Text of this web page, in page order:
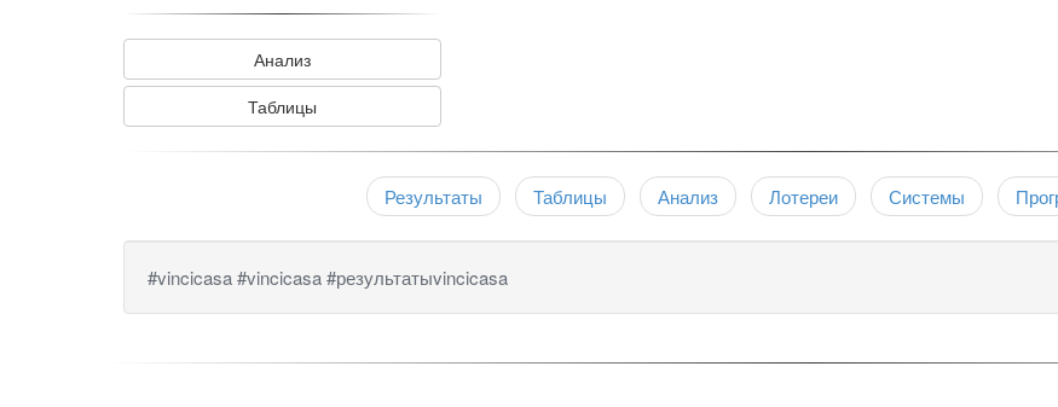
Анализ
Таблицы
Результаты Таблицы Анализ Лотереи Системы
#vincicasa #vincicasa #результатыvincicasa